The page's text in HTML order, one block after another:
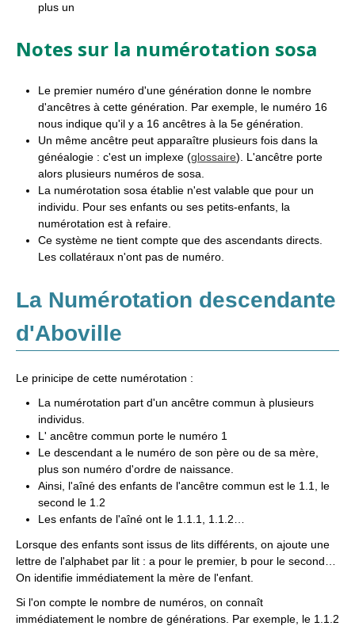
plus un
Notes sur la numérotation sosa
Le premier numéro d'une génération donne le nombre
d'ancêtres à cette génération. Par exemple, le numéro 16
nous indique qu'il y a 16 ancêtres à la 5e génération.
Un même ancêtre peut apparaître plusieurs fois dans la
généalogie : c'est un implexe (glossaire). L'ancêtre porte
alors plusieurs numéros de sosa.
La numérotation sosa établie n'est valable que pour un
individu. Pour ses enfants ou ses petits-enfants, la
numérotation est à refaire.
Ce système ne tient compte que des ascendants directs.
Les collatéraux n'ont pas de numéro.
La Numérotation descendante
d'Aboville
Le prinicipe de cette numérotation :
La numérotation part d'un ancêtre commun à plusieurs
individus.
L' ancêtre commun porte le numéro 1
Le descendant a le numéro de son père ou de sa mère,
plus son numéro d'ordre de naissance.
Ainsi, l'aîné des enfants de l'ancêtre commun est le 1.1, le
second le 1.2
Les enfants de l'aîné ont le 1.1.1, 1.1.2…
Lorsque des enfants sont issus de lits différents, on ajoute une
lettre de l'alphabet par lit : a pour le premier, b pour le second…
On identifie immédiatement la mère de l'enfant.
Si l'on compte le nombre de numéros, on connaît
immédiatement le nombre de générations. Par exemple, le 1.1.2